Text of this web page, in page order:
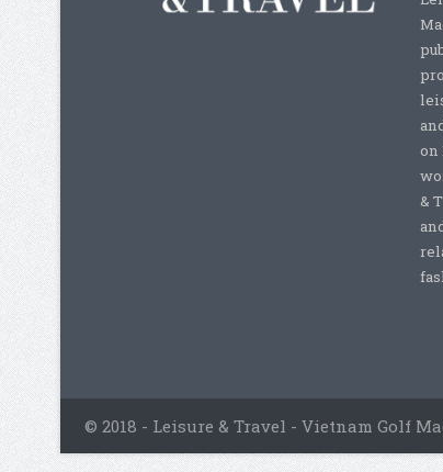
on
&
© 2018 - Leisure & Travel - Vietnam Golf